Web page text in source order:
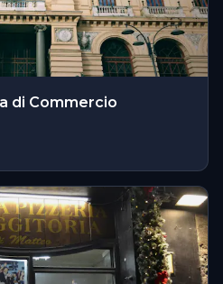
di Commercio